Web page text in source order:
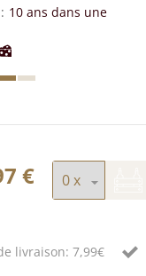
10 ans dans une
€
livraison: 7,99€